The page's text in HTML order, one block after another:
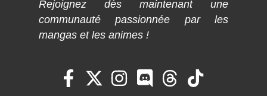
Rejoignez dès maintenant une
communauté passionnée par les
mangas et les animes !